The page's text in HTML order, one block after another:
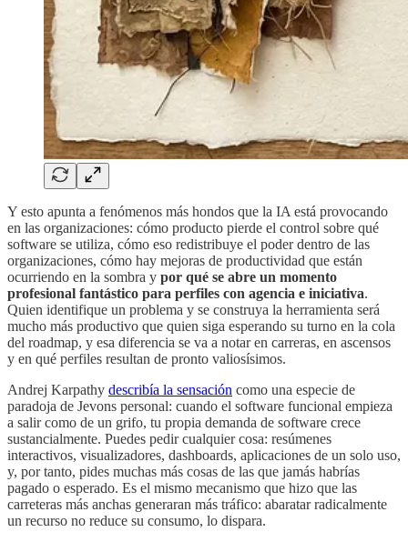
Y esto apunta a fenómenos más hondos que la IA está provocando
en las organizaciones: cómo producto pierde el control sobre qué
software se utiliza, cómo eso redistribuye el poder dentro de las
organizaciones, cómo hay mejoras de productividad que están
ocurriendo en la sombra y por qué se abre un momento
profesional fantástico para perfiles con agencia e iniciativa.
Quien identifique un problema y se construya la herramienta será
mucho más productivo que quien siga esperando su turno en la cola
del roadmap, y esa diferencia se va a notar en carreras, en ascensos
y en qué perfiles resultan de pronto valiosísimos.
Andrej Karpathy describía la sensación como una especie de
paradoja de Jevons personal: cuando el software funcional empieza
a salir como de un grifo, tu propia demanda de software crece
sustancialmente. Puedes pedir cualquier cosa: resúmenes
interactivos, visualizadores, dashboards, aplicaciones de un solo uso,
y, por tanto, pides muchas más cosas de las que jamás habrías
pagado o esperado. Es el mismo mecanismo que hizo que las
carreteras más anchas generaran más tráfico: abaratar radicalmente
un recurso no reduce su consumo, lo dispara.